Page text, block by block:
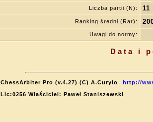
Liczba partii (N): 11
Ranking średni (Rar):
Uwagi do normy:
Data i
ChessArbiter Pro (v.4.27) (C) A.Curyło
http://
Lic:0256 Właściciel: Paweł Staniszewski